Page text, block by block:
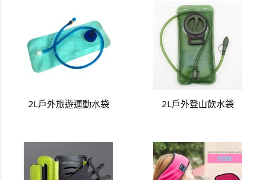
2L戶外旅遊運動水袋 2L戶外登山飲水袋